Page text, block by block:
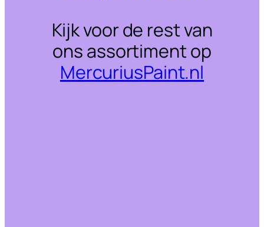
Kijk voor de rest van
ons assortiment op
MercuriusPaint.nl